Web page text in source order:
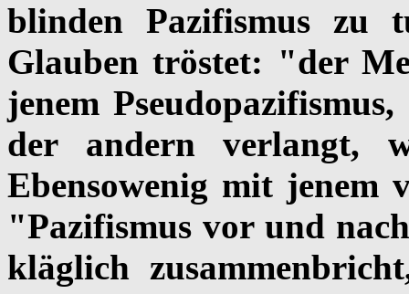
blinden Pazifismus zu
Glauben tröstet: "der
jenem
der andern verlangt,
Ebensowenig mit jenem
"Pazifismus vor und
kläglich